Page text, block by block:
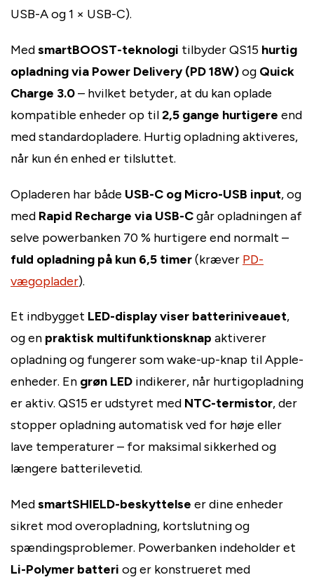
USB-A og 1 × USB-C).
MedsmartBOOST-teknologi tilbyder QS15 hurtig
opladning via Power Delivery (PD 18W)og Quick
Charge 3.0– hvilket betyder, at du kan oplade
kompatible enheder op til2,5 gange hurtigere end
med standardopladere. Hurtig opladning aktiveres,
når kun én enhed er tilsluttet.
Opladeren har både USB-C og Micro-USB input, og
med Rapid Recharge via USB-Cgår opladningen af
selve powerbanken 70 % hurtigere end normalt –
fuld opladning på kun 6,5 timer(kræver PD-
vægoplader).
Et indbygget LED-display viser batteriniveauet,
og en praktisk multifunktionsknap aktiverer
opladning og fungerer som wake-up-knap til Apple-
enheder. En grøn LED indikerer, når hurtigopladning
er aktiv. QS15 er udstyret med NTC-termistor, der
stopper opladning automatisk ved for høje eller
lave temperaturer – for maksimal sikkerhed og
længere batterilevetid.
MedsmartSHIELD-beskyttelse er dine enheder
sikret mod overopladning, kortslutning og
spændingsproblemer. Powerbanken indeholder et
Li-Polymer batteri og er konstrueret med